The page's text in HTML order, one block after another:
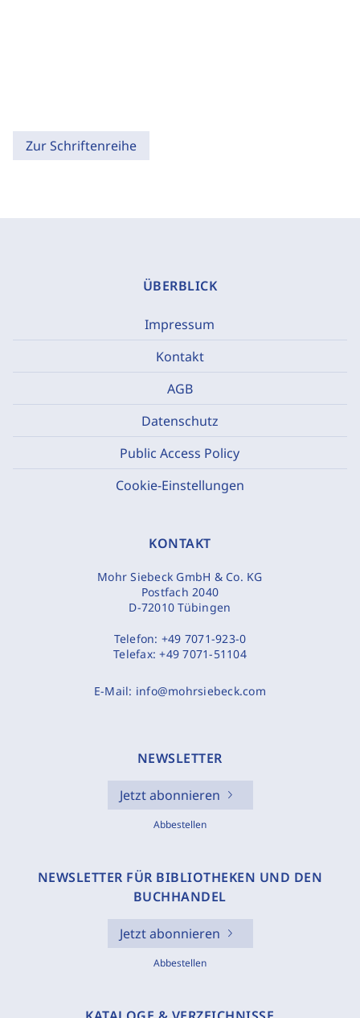
Zur Schriftenreihe
ÜBERBLICK
Impressum
Kontakt
AGB
Datenschutz
Public Access Policy
Cookie-Einstellungen
KONTAKT
Mohr Siebeck GmbH & Co. KG
Postfach 2040
D-72010 Tübingen
Telefon: +49 7071-923-0
Telefax:+49 7071-51104
E-Mail: info@mohrsiebeck.com
NEWSLETTER
Jetzt abonnieren
Abbestellen
NEWSLETTER FÜR BIBLIOTHEKEN UND DEN
BUCHHANDEL
Jetzt abonnieren
Abbestellen